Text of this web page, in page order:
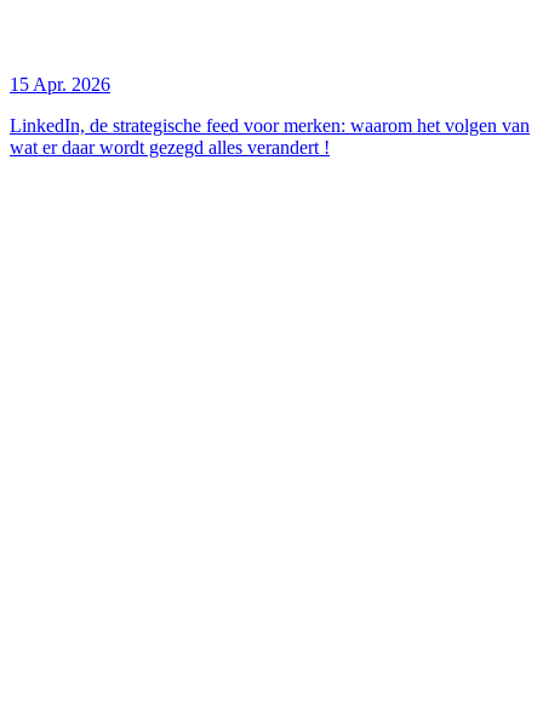
15 Apr. 2026
LinkedIn, de strategische feed voor merken: waarom het volgen van
wat er daar wordt gezegd alles verandert !